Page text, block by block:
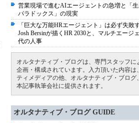
営業現場で進むAIエージェントの急増と「
パラドックス」の現実
「巨大な万能HRエージェント」は必ず失敗
Josh Bersinが描くHR 2030と、マルチエージ
代の人事
オルタナティブ・ブログは、専門スタッフに
企画・構成されています。入力頂いた内容は
ティメディアの他、オルタナティブ・ブログ
本記事執筆会社に提供されます。
オルタナティブ・ブログ GUIDE